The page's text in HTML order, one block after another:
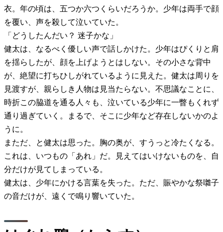
衣。年の頃は、五つか六つくらいだろうか。少年は両手で顔
を覆い、声を殺して泣いていた。
「どうしたんだい？ 迷子かな」
健太は、なるべく優しい声で話しかけた。少年はぴくりと肩
を揺らしたが、顔を上げようとはしない。その小さな背中
が、絶望に打ちひしがれているように見えた。健太は周りを
見渡すが、親らしき人物は見当たらない。不思議なことに、
時折この脇道を通る人々も、泣いている少年に一瞥もくれず
通り過ぎていく。まるで、そこに少年など存在しないかのよ
うに。
まただ、と健太は思った。胸の奥が、すうっと冷たくなる。
これは、いつもの「あれ」だ。見えてはいけないものを、自
分だけが見てしまっている。
健太は、少年にかける言葉を失った。ただ、賑やかな祭囃子
の音だけが、遠くで鳴り響いていた。